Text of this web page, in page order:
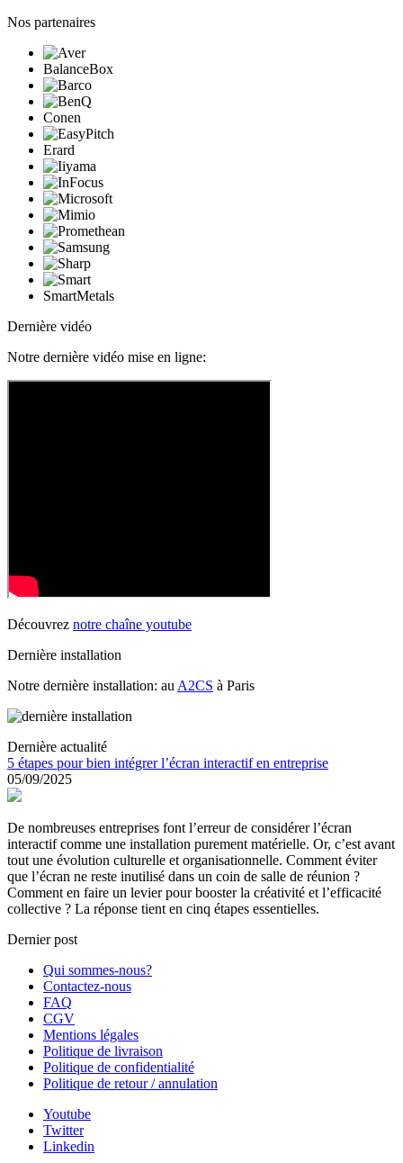
Nos partenaires
BalanceBox
Conen
Erard
SmartMetals
Dernière vidéo
Notre dernière vidéo mise en ligne:
Découvrez notre chaîne youtube
Dernière installation
Notre dernière installation: au A2CS à Paris
Dernière actualité
5 étapes pour bien intégrer l’écran interactif en entreprise
05/09/2025
De nombreuses entreprises font l’erreur de considérer l’écran
interactif comme une installation purement matérielle. Or, c’est avant
tout une évolution culturelle et organisationnelle. Comment éviter
que l’écran ne reste inutilisé dans un coin de salle de réunion ?
Comment en faire un levier pour booster la créativité et l’efficacité
collective ? La réponse tient en cinq étapes essentielles.
Dernier post
Qui sommes-nous?
Contactez-nous
FAQ
CGV
Mentions légales
Politique de livraison
Politique de confidentialité
Politique de retour / annulation
Youtube
Twitter
Linkedin